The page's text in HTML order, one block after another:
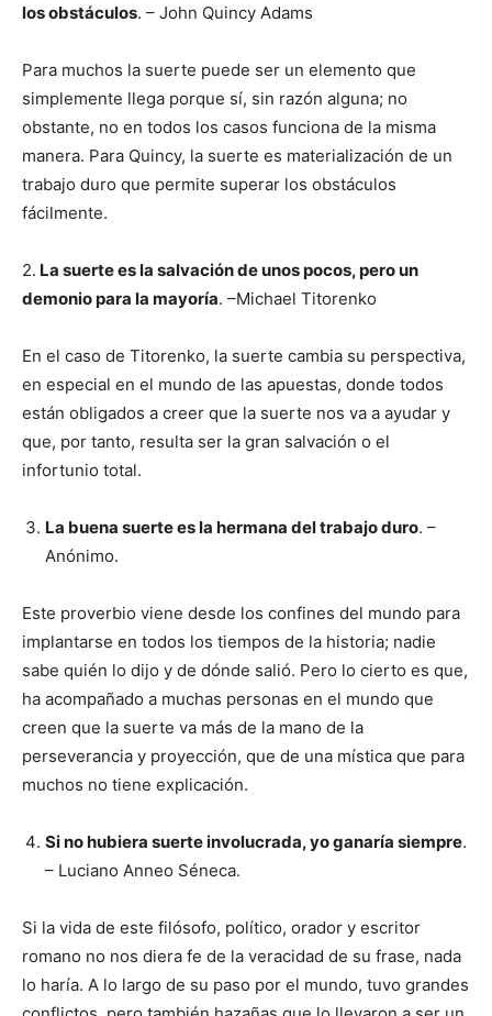
los obstáculos. – John Quincy Adams
Para muchos la suerte puede ser un elemento que
simplemente llega porque sí, sin razón alguna; no
obstante, no en todos los casos funciona de la misma
manera. Para Quincy, la suerte es materialización de un
trabajo duro que permite superar los obstáculos
fácilmente.
2. La suerte es la salvación de unos pocos, pero un
demonio para la mayoría. –Michael Titorenko
En el caso de Titorenko, la suerte cambia su perspectiva,
en especial en el mundo de las apuestas, donde todos
están obligados a creer que la suerte nos va a ayudar y
que, por tanto, resulta ser la gran salvación o el
infortunio total.
La buena suerte es la hermana del trabajo duro. –
Anónimo.
Este proverbio viene desde los confines del mundo para
implantarse en todos los tiempos de la historia; nadie
sabe quién lo dijo y de dónde salió. Pero lo cierto es que,
ha acompañado a muchas personas en el mundo que
creen que la suerte va más de la mano de la
perseverancia y proyección, que de una mística que para
muchos no tiene explicación.
Si no hubiera suerte involucrada, yo ganaría siempre.
– Luciano Anneo Séneca.
Si la vida de este filósofo, político, orador y escritor
romano no nos diera fe de la veracidad de su frase, nada
lo haría. A lo largo de su paso por el mundo, tuvo grandes